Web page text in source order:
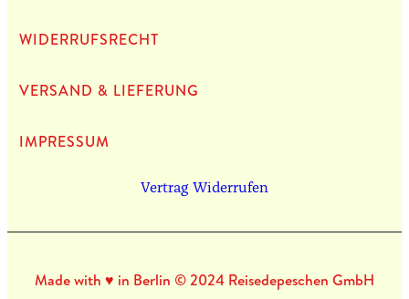
WIDERRUFSRECHT
VERSAND & LIEFERUNG
IMPRES­SUM
Vertrag Widerrufen
Made with ♥ in Berlin © 2024 Reisedepeschen GmbH